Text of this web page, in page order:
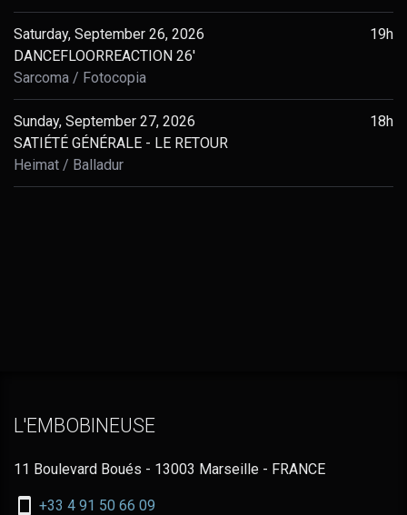
Saturday, September 26, 2026
19h
DANCEFLOORREACTION 26'
Sarcoma
Fotocopia
Sunday, September 27, 2026
18h
SATIÉTÉ GÉNÉRALE - LE RETOUR
Heimat
Balladur
L'EMBOBINEUSE
11 Boulevard Boués - 13003 Marseille - FRANCE
Nous
+33 4 91 50 66 09